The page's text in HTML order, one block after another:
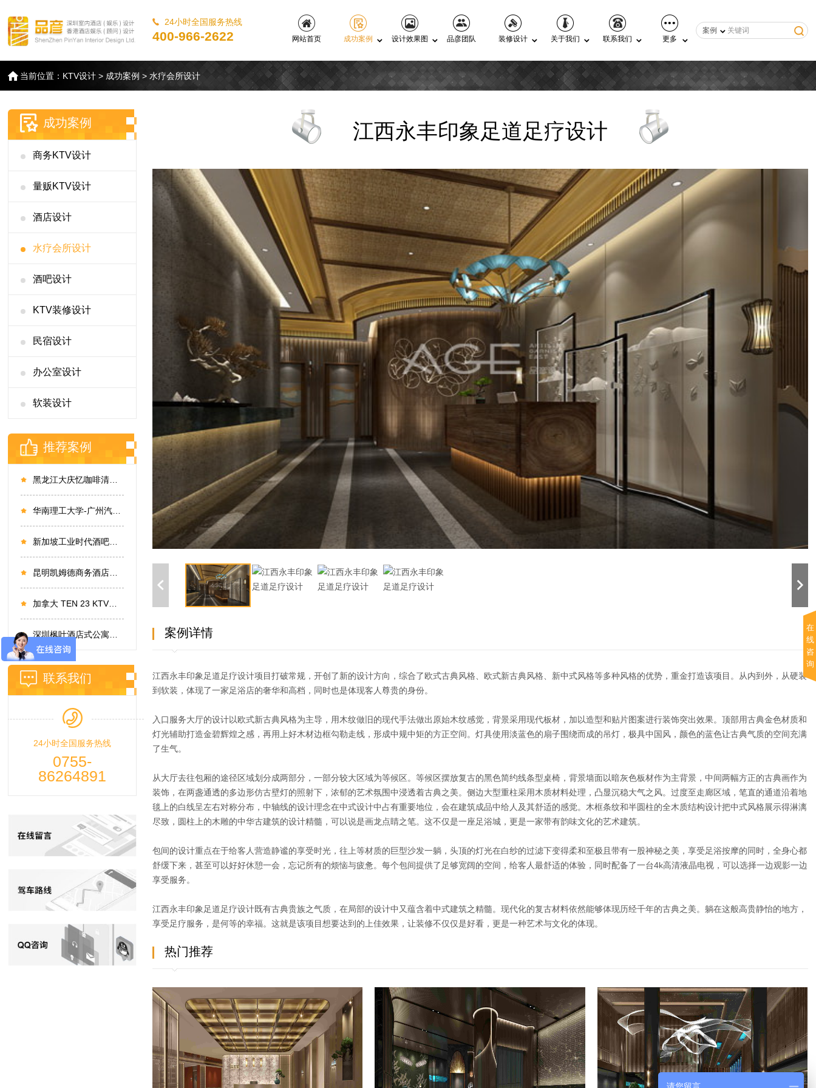
24小时全国服务热线
400-966-2622
案例
网站首页
成功案例 设计效果图 品彦团队 装修设计 关于我们 联系我们 更多
当前位置： KTV设计 > 成功案例 >水疗会所设计
成功案例
商务KTV设计
量贩KTV设计
酒店设计
水疗会所设计
酒吧设计
KTV装修设计
民宿设计
办公室设计
软装设计
推荐案例
加拿大 TEN 23 KTV设计
联系我们
24小时全国服务热线
0755-
86264891
江西永丰印象足道足疗设计
案例详情
江西永丰印象足道足疗设计项目打破常规，开创了新的设计方向，综合了欧式古典风格、欧式新古典风格、新中式风格等多种风格的优势，重金打造该项目。从内到外，从硬装
到软装，体现了一家足浴店的奢华和高档，同时也是体现客人尊贵的身份。
入口服务大厅的设计以欧式新古典风格为主导，用木纹做旧的现代手法做出原始木纹感觉，背景采用现代板材，加以造型和贴片图案进行装饰突出效果。顶部用古典金色材质和
灯光辅助打造金碧辉煌之感，再用上好木材边框勾勒走线，形成中规中矩的方正空间。灯具使用淡蓝色的扇子围绕而成的吊灯，极具中国风，颜色的蓝色让古典气质的空间充满
了生气。
从大厅去往包厢的途径区域划分成两部分，一部分较大区域为等候区。等候区摆放复古的黑色简约线条型桌椅，背景墙面以暗灰色板材作为主背景，中间两幅方正的古典画作为
装饰，在两盏通透的多边形仿古壁灯的照射下，浓郁的艺术氛围中浸透着古典之美。侧边大型重柱采用木质材料处理，凸显沉稳大气之风。过度至走廊区域，笔直的通道沿着地
毯上的白线呈左右对称分布，中轴线的设计理念在中式设计中占有重要地位，会在建筑成品中给人及其舒适的感觉。木框条纹和半圆柱的全木质结构设计把中式风格展示得淋漓
尽致，圆柱上的木雕的中华古建筑的设计精髓，可以说是画龙点睛之笔。这不仅是一座足浴城，更是一家带有韵味文化的艺术建筑。
包间的设计重点在于给客人营造静谧的享受时光，往上等材质的巨型沙发一躺，头顶的灯光在白纱的过滤下变得柔和至极且带有一股神秘之美，享受足浴按摩的同时，全身心都
舒缓下来，甚至可以好好休憩一会，忘记所有的烦恼与疲惫。每个包间提供了足够宽阔的空间，给客人最舒适的体验，同时配备了一台4k高清液晶电视，可以选择一边观影一边
享受服务。
江西永丰印象足道足疗设计既有古典贵族之气质，在局部的设计中又蕴含着中式建筑之精髓。现代化的复古材料依然能够体现历经千年的古典之美。躺在这般高贵静怡的地方，
享受足疗服务，是何等的幸福。这就是该项目想要达到的上佳效果，让装修不仅仅是好看，更是一种艺术与文化的体现。
热门推荐
在
线
咨
询